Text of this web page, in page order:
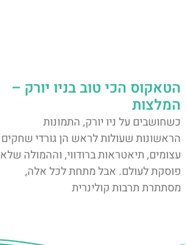
הטאקוס הכי טוב בניו יורק –
המלצות
כשחושבים על ניו יורק, התמונות
הראשונות שעולות לראש הן גורדי שחקים
עצומים, תיאטראות ברודווי, וההמולה שלא
פוסקת לעולם. אבל מתחת לכל אלה,
מסתתרת תרבות קולינרית